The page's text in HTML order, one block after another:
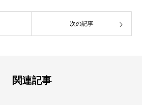
次の記事
関連記事